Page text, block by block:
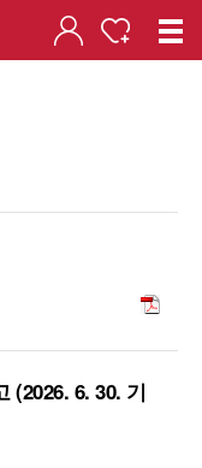
(2026. 6. 30. 기